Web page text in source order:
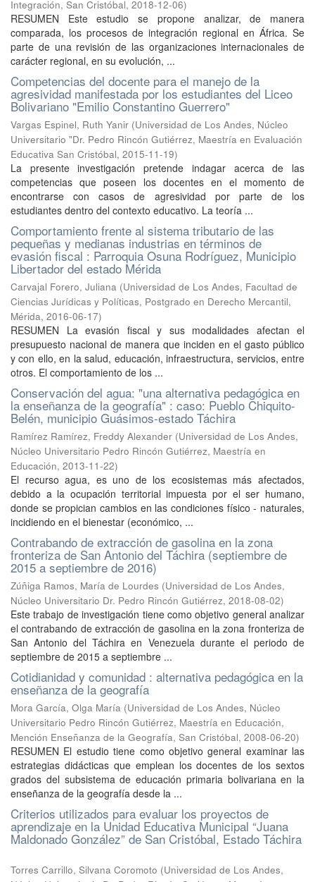
Integración, San Cristóbal, 2018-12-06)
RESUMEN Este estudio se propone analizar, de manera
comparada, los procesos de integración regional en África. Se
parte de una revisión de las organizaciones internacionales de
carácter regional, en su evolución, ...
Competencias del docente para el manejo de la
agresividad manifestada por los estudiantes del Liceo
Bolivariano "Emilio Constantino Guerrero"
Vargas Espinel, Ruth Yanir (Universidad de Los Andes, Núcleo
Universitario "Dr. Pedro Rincón Gutiérrez, Maestría en Evaluación
Educativa San Cristóbal, 2015-11-19)
La presente investigación pretende indagar acerca de las
competencias que poseen los docentes en el momento de
encontrarse con casos de agresividad por parte de los
estudiantes dentro del contexto educativo. La teoría ...
Comportamiento frente al sistema tributario de las
pequeñas y medianas industrias en términos de
evasión fiscal : Parroquia Osuna Rodríguez, Municipio
Libertador del estado Mérida
Carvajal Forero, Juliana (Universidad de Los Andes, Facultad de
Ciencias Jurídicas y Políticas, Postgrado en Derecho Mercantil,
Mérida, 2016-06-17)
RESUMEN La evasión fiscal y sus modalidades afectan el
presupuesto nacional de manera que inciden en el gasto público
y con ello, en la salud, educación, infraestructura, servicios, entre
otros. El comportamiento de los ...
Conservación del agua: "una alternativa pedagógica en
la enseñanza de la geografía" : caso: Pueblo Chiquito-
Belén, municipio Guásimos-estado Táchira
Ramírez Ramírez, Freddy Alexander (Universidad de Los Andes,
Núcleo Universitario Pedro Rincón Gutiérrez, Maestría en
Educación, 2013-11-22)
El recurso agua, es uno de los ecosistemas más afectados,
debido a la ocupación territorial impuesta por el ser humano,
donde se propician cambios en las condiciones físico - naturales,
incidiendo en el bienestar (económico, ...
Contrabando de extracción de gasolina en la zona
fronteriza de San Antonio del Táchira (septiembre de
2015 a septiembre de 2016)
Zúñiga Ramos, María de Lourdes (Universidad de Los Andes,
Núcleo Universitario Dr. Pedro Rincón Gutiérrez, 2018-08-02)
Este trabajo de investigación tiene como objetivo general analizar
el contrabando de extracción de gasolina en la zona fronteriza de
San Antonio del Táchira en Venezuela durante el periodo de
septiembre de 2015 a septiembre ...
Cotidianidad y comunidad : alternativa pedagógica en la
enseñanza de la geografía
Mora García, Olga María (Universidad de Los Andes, Núcleo
Universitario Pedro Rincón Gutiérrez, Maestría en Educación,
Mención Enseñanza de la Geografía, San Cristóbal, 2008-06-20)
RESUMEN El estudio tiene como objetivo general examinar las
estrategias didácticas que emplean los docentes de los sextos
grados del subsistema de educación primaria bolivariana en la
enseñanza de la geografía desde la ...
Criterios utilizados para evaluar los proyectos de
aprendizaje en la Unidad Educativa Municipal “Juana
Maldonado González” de San Cristóbal, Estado Táchira
Torres Carrillo, Silvana Coromoto (Universidad de Los Andes,